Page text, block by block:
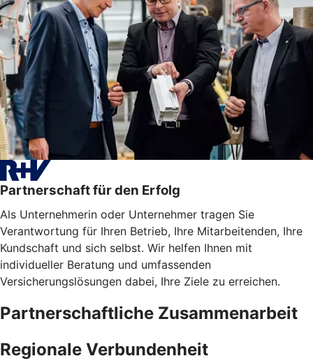
Partnerschaft für den Erfolg
Als Unternehmerin oder Unternehmer tragen Sie
Verantwortung für Ihren Betrieb, Ihre Mitarbeitenden, Ihre
Kundschaft und sich selbst. Wir helfen Ihnen mit
individueller Beratung und umfassenden
Versicherungslösungen dabei, Ihre Ziele zu erreichen.
Partnerschaftliche Zusammenarbeit
Regionale Verbundenheit